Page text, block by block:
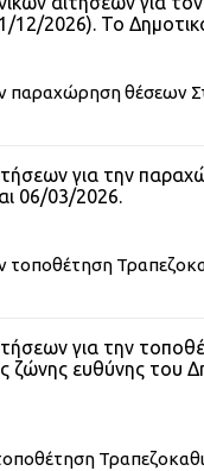
2026). Το
θέσεων
για την
06/03/2026.
τοποθέτηση
για την
ευθύνης του